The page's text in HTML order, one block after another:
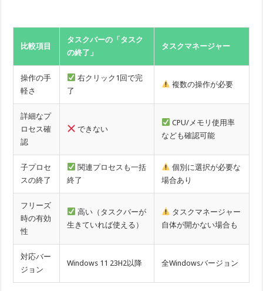
比較項目
タスクバーの「タスク
の終了」
タスクマネージャー
操作の手
軽さ
右クリック1回で完
了
複数の操作が必要
詳細なプ
ロセス確
認
できない
CPU/メモリ使用率
なども確認可能
子プロセ
スの終了
関連プロセスも一括
終了
個別に選択が必要な
場合あり
フリーズ
時の有効
性
高い（タスクバーが
生きていれば使える）
タスクマネージャー
自体が開かない場合も
対応バー
ジョン
Windows 11 23H2以降 全Windowsバージョン